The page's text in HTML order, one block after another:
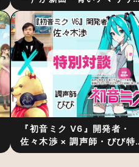
ス』をリリース！1stアルバ
ム詳細も発表
『初音ミク V6』開発者・
佐々木渉 × 調声師・びび特
別対談 〜豊かな歌声表現の